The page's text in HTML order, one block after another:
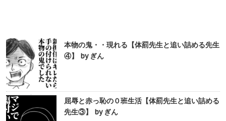
本物の鬼・・現れる【体罰先生と追い詰める先生
④】 by ぎん
屈辱と赤っ恥の０班生活【体罰先生と追い詰める
先生③】 by ぎん